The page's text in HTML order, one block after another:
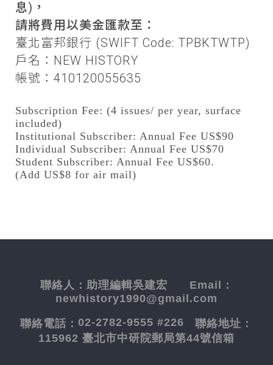
息)，
請將費用以美金匯款至：
臺北富邦銀行 (SWIFT Code: TPBKTWTP)
戶名：NEW HISTORY
帳號：410120055635
Subscription Fee: (4 issues/ per year, surface
included)
Institutional Subscriber: Annual Fee US$90
Individual Subscriber: Annual Fee US$70
Student Subscriber: Annual Fee US$60.
(Add US$8 for air mail)
聯絡人： 助理編輯吳建宏 Email：
newhistory1990@gmail.com
聯絡電話： 02-2782-9555 #226 聯絡地址：
115962 臺北市中研院郵局第44號信箱